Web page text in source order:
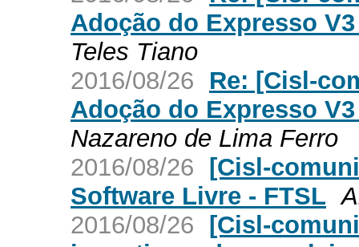
Adoção do Expresso
Teles Tiano
2016/08/26
Re: [Cisl-
Adoção do Expresso
Nazareno de Lima Ferro
2016/08/26 [Cisl-
Software Livre - FTSL
2016/08/26 [Cisl-